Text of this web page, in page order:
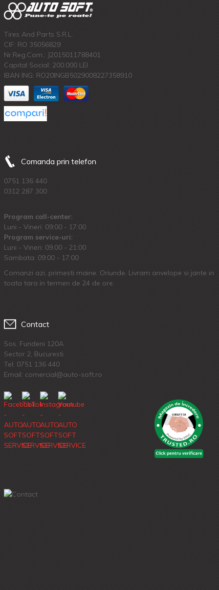
Tires And Parts S.R.L.
CIF: RO 35056829
Nr.Reg.Com.: J2015011788401
Capital Social: 200.000 LEI
IBAN ING: RO20INGB5029008227358910
Comanda prin telefon
0751 136 440
0312 287 300
Program call-center:
Luni - Vineri: 09:00 - 17:00
Program service-uri:
Luni - Vineri: 09.00 - 21:00
Sambata: 09:00 - 17:00
Comanzi azi, primesti maine. Oriunde. Livram anvelope si jante in
toata tara in termen de 24 de ore.
Contact
Sos. Fundeni 120A
Sector 2, Bucuresti
Tel: 0751 136 440
Email: comercial@auto-soft.ro